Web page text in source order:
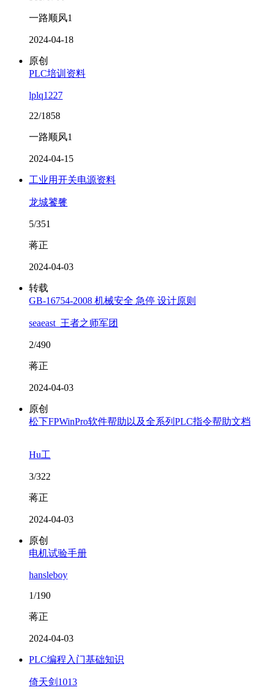
一路顺风1
2024-04-18
原创
PLC培训资料
lplq1227
22/1858
一路顺风1
2024-04-15
工业用开关电源资料
龙城饕餮
5/351
蒋正
2024-04-03
转载
GB-16754-2008 机械安全 急停 设计原则
seaeast_王者之师军团
2/490
蒋正
2024-04-03
原创
松下FPWinPro软件帮助以及全系列PLC指令帮助文档
Hu工
3/322
蒋正
2024-04-03
原创
电机试验手册
hansleboy
1/190
蒋正
2024-04-03
PLC编程入门基础知识
倚天剑1013